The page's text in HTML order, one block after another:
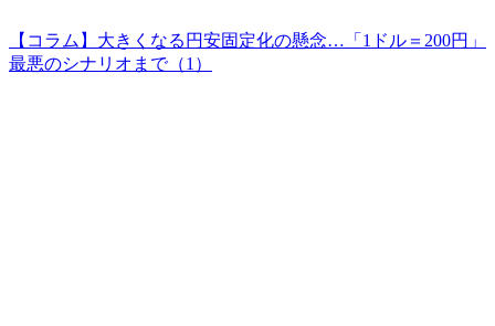
【コラム】大きくなる円安固定化の懸念…「1ドル＝200円」
最悪のシナリオまで（1）